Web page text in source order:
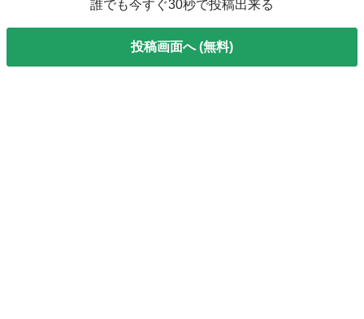
誰でも今すぐ30秒で投稿出来る
投稿画面へ (無料)